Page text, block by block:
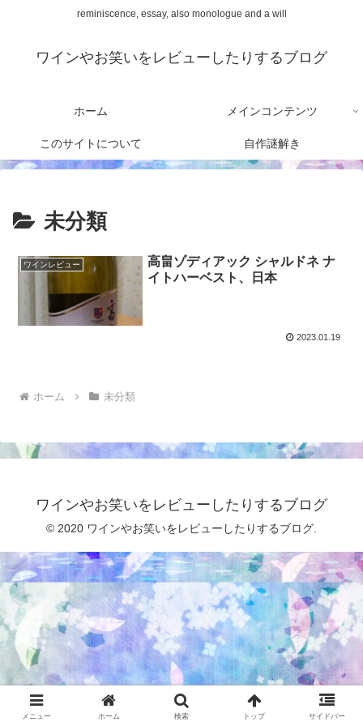
reminiscence, essay, also monologue and a will
ワインやお笑いをレビューしたりするブログ
ホーム メインコンテンツ
このサイトについて 自作謎解き
未分類
ワインレビュー
高畠ゾディアック シャルドネ ナ
イトハーベスト、日本
2023.01.19
ホーム 未分類
ワインやお笑いをレビューしたりするブログ
© 2020 ワインやお笑いをレビューしたりするブログ.
メニュー ホーム 検索 トップ サイドバー